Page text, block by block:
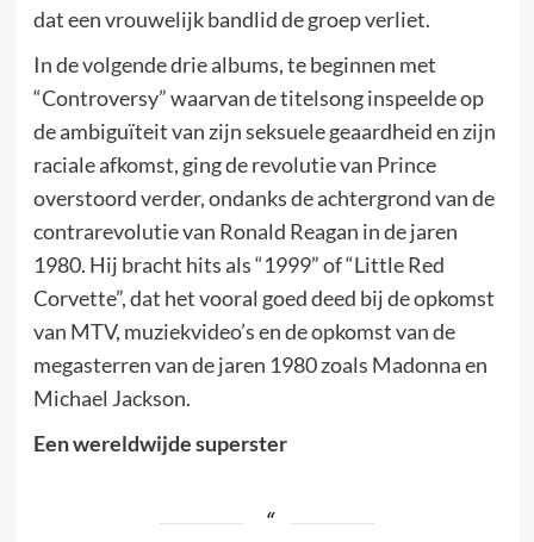
dat een vrouwelijk bandlid de groep verliet.
In de volgende drie albums, te beginnen met
“Controversy” waarvan de titelsong inspeelde op
de ambiguïteit van zijn seksuele geaardheid en zijn
raciale afkomst, ging de revolutie van Prince
overstoord verder, ondanks de achtergrond van de
contrarevolutie van Ronald Reagan in de jaren
1980. Hij bracht hits als “1999” of “Little Red
Corvette”, dat het vooral goed deed bij de opkomst
van MTV, muziekvideo’s en de opkomst van de
megasterren van de jaren 1980 zoals Madonna en
Michael Jackson.
Een wereldwijde superster